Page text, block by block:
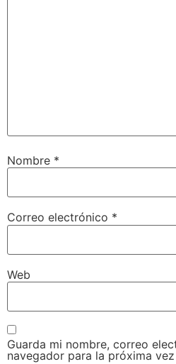
Nombre *
Correo electrónico *
Web
Guarda mi nombre, correo
navegador para la próxima